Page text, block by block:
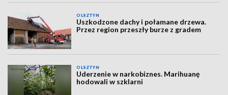
OLSZTYN
Uszkodzone dachy i połamane drzewa.
Przez region przeszły burze z gradem
OLSZTYN
Uderzenie w narkobiznes. Marihuanę
hodowali w szklarni